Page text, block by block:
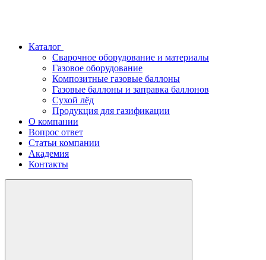
Каталог
Сварочное оборудование и материалы
Газовое оборудование
Композитные газовые баллоны
Газовые баллоны и заправка баллонов
Сухой лёд
Продукция для газификации
О компании
Вопрос ответ
Статьи компании
Академия
Контакты